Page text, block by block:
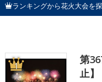
ランキングから花火大会を
1
第
止】